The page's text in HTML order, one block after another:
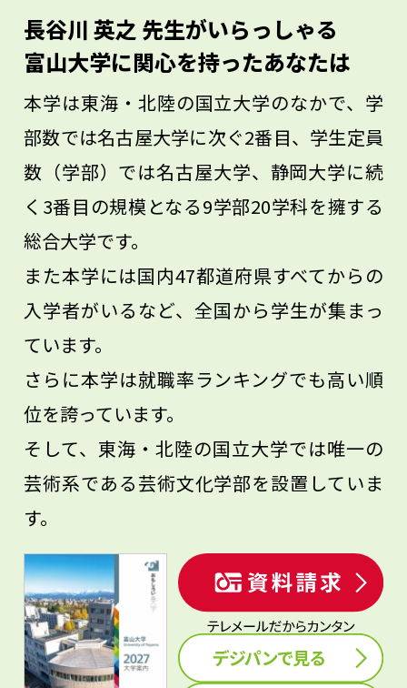
ろい学問です。アイデアがあればすぐに試
せて、試行錯誤できる楽しさもあります。
長谷川 英之 先生がいらっしゃる
富山大学に関心を持ったあなたは
本学は東海・北陸の国立大学のなかで、学
部数では名古屋大学に次ぐ2番目、学生定員
数（学部）では名古屋大学、静岡大学に続
く3番目の規模となる9学部20学科を擁する
総合大学です。
また本学には国内47都道府県すべてからの
入学者がいるなど、全国から学生が集まっ
ています。
さらに本学は就職率ランキングでも高い順
位を誇っています。
そして、東海・北陸の国立大学では唯一の
芸術系である芸術文化学部を設置していま
す。